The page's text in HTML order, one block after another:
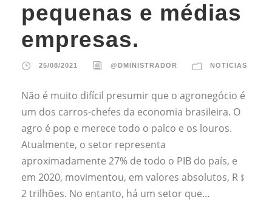
pequenas e médias
empresas.
25/08/2021 @DMINISTRADOR NOTICIAS
Não é muito difícil presumir que o agronegócio é
um dos carros-chefes da economia brasileira. O
agro é pop e merece todo o palco e os louros.
Atualmente, o setor representa
aproximadamente 27% de todo o PIB do país, e
em 2020, movimentou, em valores absolutos, R﹩
2 trilhões. No entanto, há um setor que...